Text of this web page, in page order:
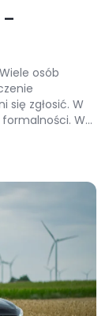
osób
się zgłosić. W
W
–